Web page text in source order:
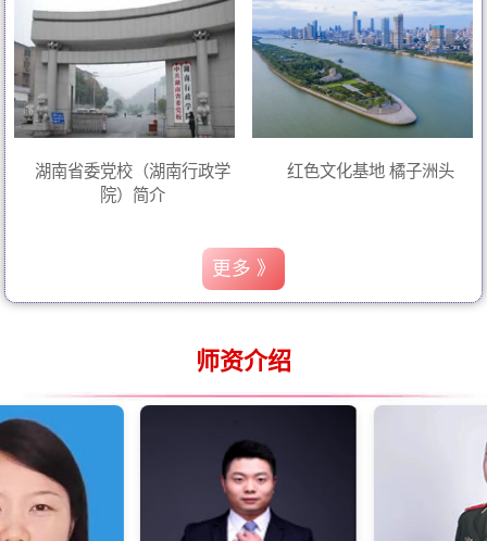
湖南省委党校（湖南行政学
院）简介
红色文化基地 橘子洲头
更多 》
师资介绍